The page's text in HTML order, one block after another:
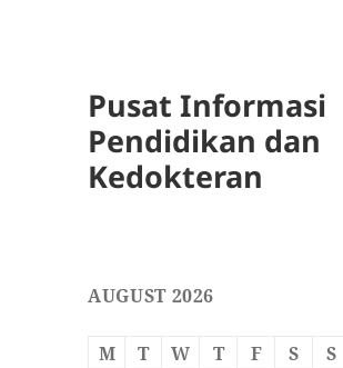
Pusat Informasi
Pendidikan dan
Kedokteran
AUGUST 2026
M T W T F S
S